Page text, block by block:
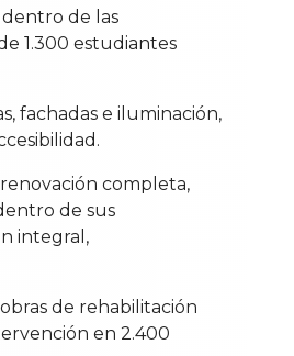
de las
1.300 estudiantes
fachadas e iluminación,
completa,
de sus
integral,
de rehabilitación
en 2.400